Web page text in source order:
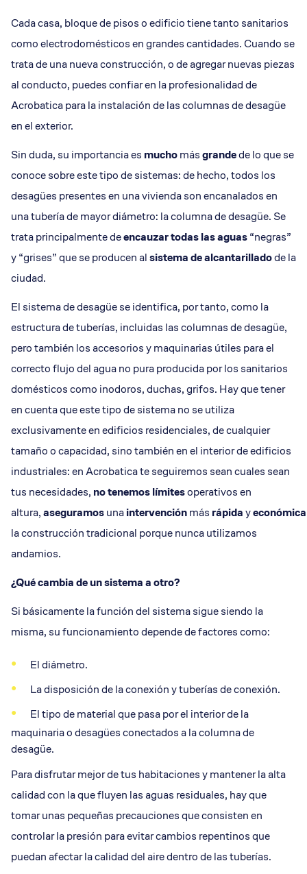
Cada casa, bloque de pisos o edificio tiene tanto sanitarios
como electrodomésticos en grandes cantidades. Cuando se
trata de una nueva construcción, o de agregar nuevas piezas
al conducto, puedes confiar en la profesionalidad de
Acrobatica para la instalación de las columnas de desagüe
en el exterior.
Sin duda, su importancia es muchomásgrandede lo que se
conoce sobre este tipo de sistemas: de hecho, todos los
desagües presentes en una vivienda son encanalados en
una tubería de mayor diámetro: la columna de desagüe. Se
trata principalmente deencauzar todas las aguas“negras”
y “grises” que se producen alsistema de alcantarilladode la
ciudad.
El sistema de desagüe se identifica, por tanto, como la
estructura de tuberías, incluidas las columnas de desagüe,
pero también los accesorios y maquinarias útiles para el
correcto flujo del agua no pura producida por los sanitarios
domésticos como inodoros, duchas, grifos. Hay que tener
en cuenta que este tipo de sistema no se utiliza
exclusivamente en edificios residenciales, de cualquier
tamaño o capacidad, sino también en el interior de edificios
industriales: en Acrobatica te seguiremos sean cuales sean
tus necesidades, no tenemos límitesoperativos en
altura,aseguramosunaintervenciónmás rápidayeconómica
la construcción tradicional porque nunca utilizamos
andamios.
¿Qué cambia de un sistema a otro?
Si básicamente la función del sistema sigue siendo la
misma, su funcionamiento depende de factores como:
El diámetro.
La disposición de la conexión y tuberías de conexión.
El tipo de material que pasa por el interior de la
maquinaria o desagües conectados a la columna de
desagüe.
Para disfrutar mejor de tus habitaciones y mantener la alta
calidad con la que fluyen las aguas residuales, hay que
tomar unas pequeñas precauciones que consisten en
controlar la presión para evitar cambios repentinos que
puedan afectar la calidad del aire dentro de las tuberías.